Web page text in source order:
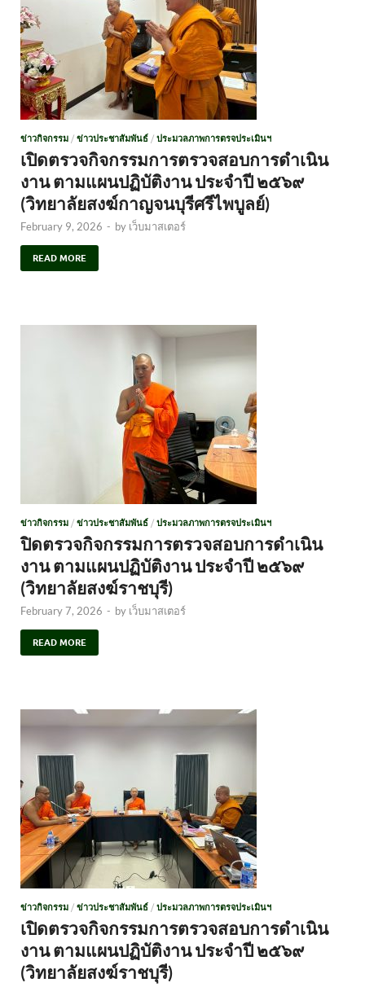
ข่าวกิจกรรม / ข่าวประชาสัมพันธ์ / ประมวลภาพการตรจประเมินฯ
เปิดตรวจกิจกรรมการตรวจสอบการดำเนิน
งาน ตามแผนปฏิบัติงาน ประจำปี ๒๕๖๙
(วิทยาลัยสงฆ์กาญจนบุรีศรีไพบูลย์)
February 9, 2026 - by เว็บมาสเตอร์
READ MORE
ข่าวกิจกรรม / ข่าวประชาสัมพันธ์ / ประมวลภาพการตรจประเมินฯ
ปิดตรวจกิจกรรมการตรวจสอบการดำเนิน
งาน ตามแผนปฏิบัติงาน ประจำปี ๒๕๖๙
(วิทยาลัยสงฆ์ราชบุรี)
February 7, 2026 - by เว็บมาสเตอร์
READ MORE
ข่าวกิจกรรม / ข่าวประชาสัมพันธ์ / ประมวลภาพการตรจประเมินฯ
เปิดตรวจกิจกรรมการตรวจสอบการดำเนิน
งาน ตามแผนปฏิบัติงาน ประจำปี ๒๕๖๙
(วิทยาลัยสงฆ์ราชบุรี)